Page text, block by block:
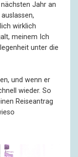
Jahr an
wirklich
meinem Ich
unter die
und wenn er
wieder. So
Reiseantrag